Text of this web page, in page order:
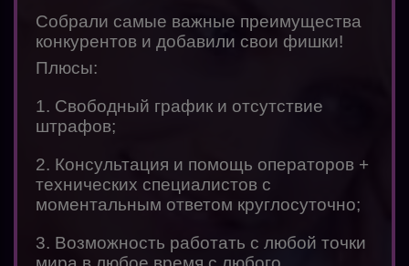
Собрали самые важные преимущества
конкурентов и добавили свои фишки!
Плюсы:
1. Свободный график и отсутствие
штрафов;
2. Консультация и помощь операторов +
технических специалистов с
моментальным ответом круглосуточно;
3. Возможность работать с любой точки